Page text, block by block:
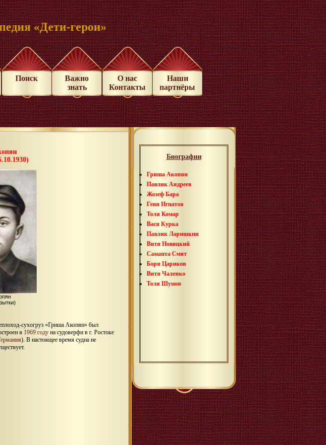
«Дети-герои»
Поиск
Важно
знать
О нас
Контакты
Наши
партнёры
Биографии
Гриша Акопян
Павлик Андреев
Жозеф Бара
Геня Игнатов
Толя Комар
Вася Курка
Павлик Ларишкин
Витя Новицкий
Саманта Смит
Боря Цариков
Витя Чаленко
Толя Шумов
сухогруз «Гриша Акопян» был
в 1969 году на судоверфи в г. Ростоке
). В настоящее время судна не